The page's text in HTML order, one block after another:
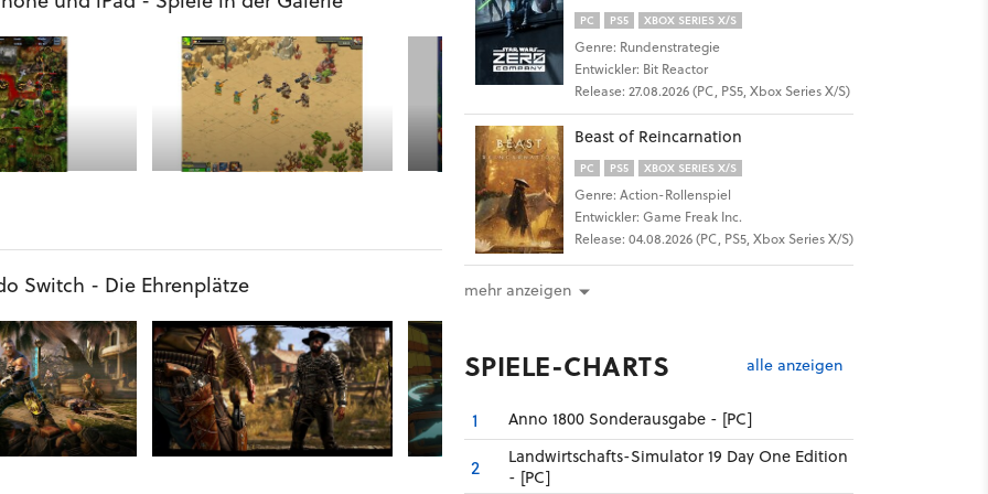
10
Switch - Die Ehrenplätze
PC PS5 XBOX SERIES X/S
Genre: Rundenstrategie
Entwickler: Bit Reactor
Release: 27.08.2026 (PC, PS5, Xbox Series X/S)
Beast of Reincarnation
PC PS5 XBOX SERIES X/S
Genre: Action-Rollenspiel
Entwickler: Game Freak Inc.
Release: 04.08.2026 (PC, PS5, Xbox Series X/S)
mehr anzeigen
SPIELE-CHARTS alle anzeigen
1 Anno 1800 Sonderausgabe - [PC]
2
Landwirtschafts-Simulator 19 Day One Edition
- [PC]